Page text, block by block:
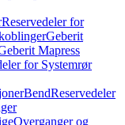
Reservedeler for
Geberit
Mapress
for Systemrør
BendReservedeler
Overganger og